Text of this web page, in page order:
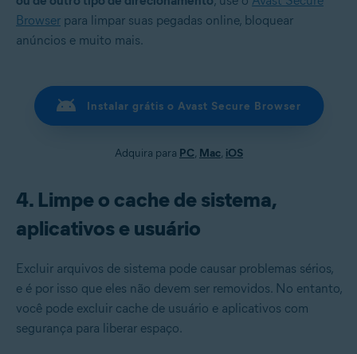
Browser para limpar suas pegadas online, bloquear
anúncios e muito mais.
Instalar grátis o Avast Secure Browser
Adquira para PC, Mac, iOS
4. Limpe o cache de sistema,
aplicativos e usuário
Excluir arquivos de sistema pode causar problemas sérios,
e é por isso que eles não devem ser removidos. No entanto,
você pode excluir cache de usuário e aplicativos com
segurança para liberar espaço.